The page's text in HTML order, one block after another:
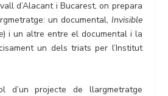
d’Alacant i Bucarest, on prepara
un documental, Invisible
) i un altre entre el documental i la
un dels triats per l’Institut
projecte de llargmetratge